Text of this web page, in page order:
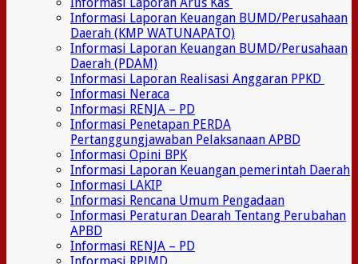
Informasi Laporan Keuangan BUMD/Perusahaan
Daerah (KMP WATUNAPATO)
Informasi Laporan Keuangan BUMD/Perusahaan
Daerah (PDAM)
Informasi Laporan Realisasi Anggaran PPKD
Informasi Neraca
Informasi RENJA – PD
Informasi Penetapan PERDA
Pertanggungjawaban Pelaksanaan APBD
Informasi Opini BPK
Informasi Laporan Keuangan pemerintah Daerah
Informasi LAKIP
Informasi Rencana Umum Pengadaan
Informasi Peraturan Dearah Tentang Perubahan
APBD
Informasi RENJA – PD